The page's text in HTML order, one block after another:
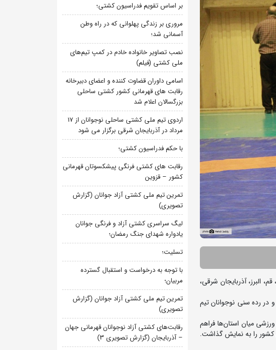
ماه با حضور تیم های از تهران، قم، البرز، آذربایجان شرقی،
در رده سنی نوجوانان تیم
میان استان‌ها فراهم
کشور را به نمایش گذاشت.
بر اساس تقویم فدراسیون کشتی؛
مروری بر زندگی پهلوانی که در راه وطن
آسمانی شد؛
نصب تصاویر خانواده خادم در کمپ تیم‌های
ملی کشتی (فیلم)
اسامی داوران قضاوت کننده و اعضای دبیرخانه
رقابت های قهرمانی کشور کشتی ساحلی
بزرگسالان اعلام شد
اردوی تیم ملی کشتی ساحلی نوجوانان از 17
مرداد در آذربایجان شرقی برگزار می شود
با حکم فدراسیون کشتی؛
رقابت های کشتی فرنگی پیشکسوتان قهرمانی
کشور – قزوین
تمرین تیم ملی کشتی آزاد جوانان (گزارش
تصویری)
لیگ سراسری کشتی آزاد و فرنگی جوانان
یادواره شهدای جنگ رمضان؛
تسلیت؛
با توجه به درخواست و استقبال گسترده
مربیان؛
تمرین تیم ملی کشتی آزاد جوانان (گزارش
تصویری)
رقابت‌های کشتی آزاد نوجوانان قهرمانی جهان
– آذربایجان (گزارش تصویری 3)